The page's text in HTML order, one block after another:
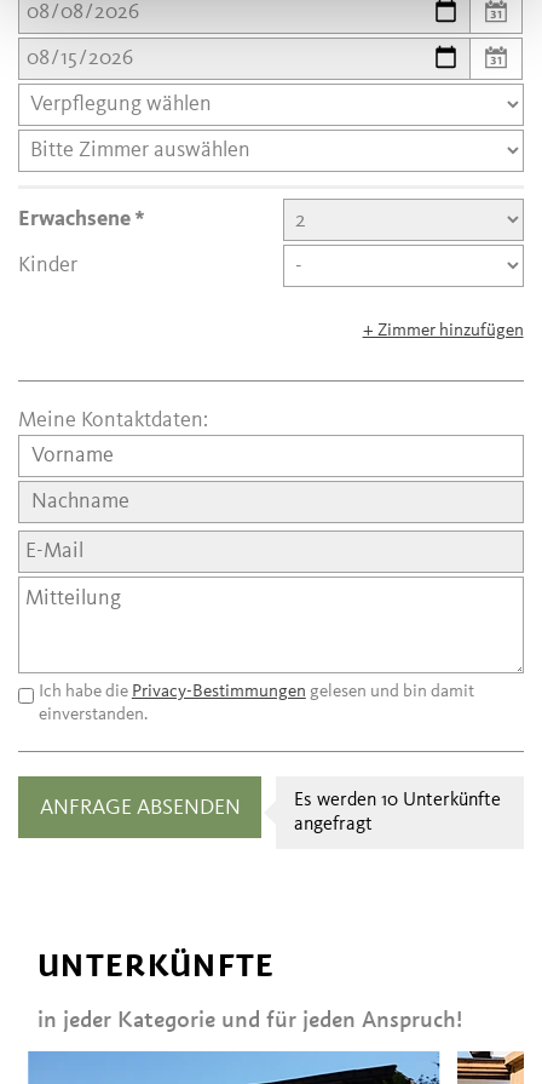
Erwachsene
Kinder
+ Zimmer hinzufügen
Meine Kontaktdaten:
Ich habe die Privacy-Bestimmungen gelesen und bin damit
einverstanden.
Es werden 10 Unterkünfte
angefragt
UNTERKÜNFTE
in jeder Kategorie und für jeden Anspruch!